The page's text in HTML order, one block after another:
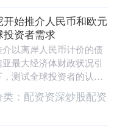
始推介人民币和欧元
资者需求
以离岸人民币计价的债
最大经济体财政状况引
测试全球投资者的认购
士透露，印尼政府计划发
....
： 配资资深炒股配资